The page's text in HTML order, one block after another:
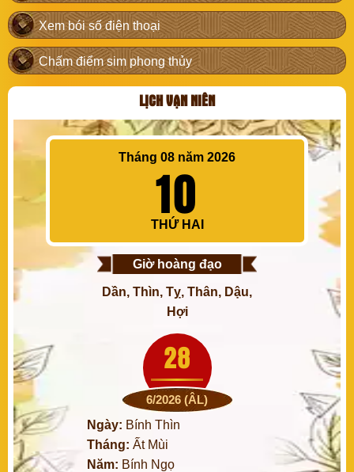
Xem bói số điện thoại
Chấm điểm sim phong thủy
LỊCH VẠN NIÊN
Tháng 08 năm 2026
10
THỨ HAI
Giờ hoàng đạo
Dần, Thìn, Tỵ, Thân, Dậu,
Hợi
28
6/2026 (ÂL)
Ngày: Bính Thìn
Tháng:Ất Mùi
Năm: Bính Ngọ